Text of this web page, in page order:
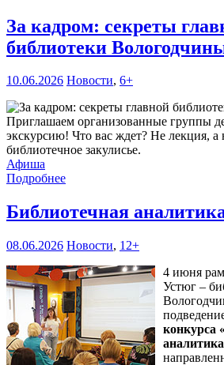
За кадром: секреты
библиотеки
10.06.2026 Новости, 6+
Приглашаем организованные группы
экскурсию! Что вас ждет? Не лекция, а
библиотечное закулисье.
Афиша
Подробнее
Библиотечная
08.06.2026 Новости, 12+
4 июня
Устюг –
конкурса